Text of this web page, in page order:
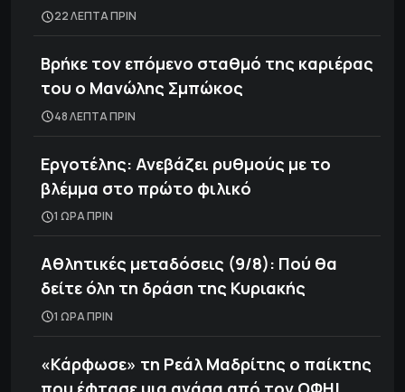
22 ΛΕΠΤΑ ΠΡΙΝ
Βρήκε τον επόμενο σταθμό της καριέρας
του ο Μανώλης Σμπώκος
48 ΛΕΠΤΑ ΠΡΙΝ
Εργοτέλης: Ανεβάζει ρυθμούς με το
βλέμμα στο πρώτο φιλικό
1 ΩΡΑ ΠΡΙΝ
Αθλητικές μεταδόσεις (9/8): Πού θα
δείτε όλη τη δράση της Κυριακής
1 ΩΡΑ ΠΡΙΝ
«Κάρφωσε» τη Ρεάλ Μαδρίτης ο παίκτης